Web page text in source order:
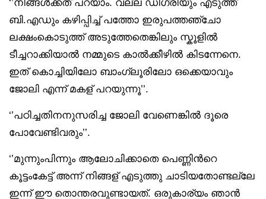
‘’നിങ്ങൾക്കത് പറയാം. വല്ല ഡിഗ്രിയും എടുത്ത്
ബി.എഡും കഴിപ്പിച്ച് പത്തോ ഇരുപത്തഞ്ചോ
ലക്ഷംകൊടുത്ത് അടുത്തേതെങ്കിലും സ്കൂളിൽ
ടീച്ചറാക്കിയാൽ നമ്മുടെ കാൽക്കീഴിൽ കിടന്നേനെ.
ഇത് കൊച്ചിയിലോ ബാംഗ്ലൂരിലോ ഒക്കെയാവും
ജോലി എന്ന് മകള് പറയുന്നൂ’’.
‘’പഠിച്ചതിനനുസരിച്ച ജോലി വേണെങ്കിൽ ദൂരെ
പോവേണ്ടിവരും’’.
‘’മുന്നുംപിന്നും ആലോചിക്കാതെ പെണ്ണിൻറെ
കൂട്ടംകേട്ട് അന്ന് നിങ്ങള് എടുത്തു ചാടിയതോണ്ടല്ലേ
ഇന്ന് ഈ തൊന്തരവുണ്ടായത്. ഒരുകാര്യം ഞാൻ